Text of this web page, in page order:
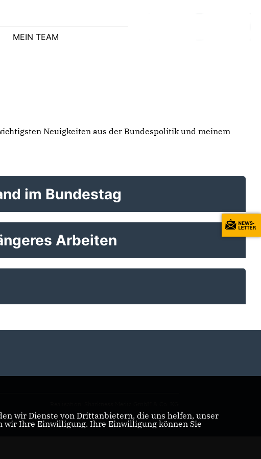
MEIN TEAM
Neuigkeiten aus der Bundespolitik und meinem
im Bundestag
Arbeiten
wir Dienste von Drittanbietern, die uns helfen, unser
wir Ihre Einwilligung. Ihre Einwilligung können Sie